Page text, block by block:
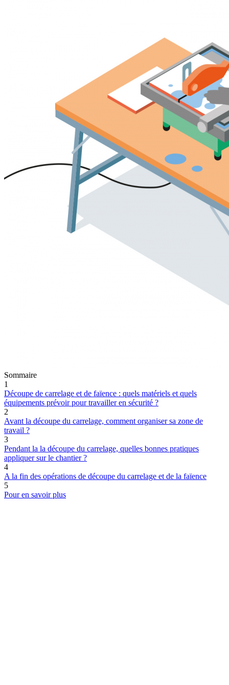
Sommaire
1
Découpe de carrelage et de faïence : quels matériels et quels
équipements prévoir pour travailler en sécurité ?
2
Avant la découpe du carrelage, comment organiser sa zone de
travail ?
3
Pendant la la découpe du carrelage, quelles bonnes pratiques
appliquer sur le chantier ?
4
A la fin des opérations de découpe du carrelage et de la faïence
5
Pour en savoir plus